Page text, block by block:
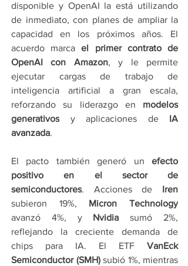
disponible y OpenAI la está utilizando
de inmediato, con planes de ampliar la
capacidad en los próximos años. El
acuerdo marca el primer contrato de
OpenAI con Amazon, y le permite
ejecutar cargas de trabajo de
inteligencia artificial a gran escala,
reforzando su liderazgo en modelos
generativos y aplicaciones de IA
avanzada.
El pacto también generó un efecto
positivo en el sector de
semiconductores. Acciones de Iren
subieron 19%, Micron Technology
avanzó 4%, y Nvidia sumó 2%,
reflejando la creciente demanda de
chips para IA. El ETF VanEck
Semiconductor (SMH) subió 1%, mientras